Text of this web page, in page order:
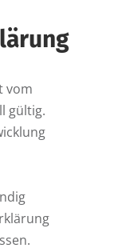
vom
gültig.